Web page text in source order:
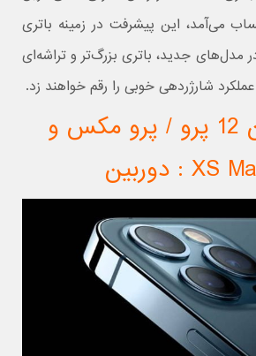
می‌آمد، این پیشرفت در زمینه باتری
مدل‌های جدید، باتری بزرگ‌تر و تراشه‌ای
شارژردهی خوبی را رقم خواهند زد.
مقایسه آیفون 12 پرو / پرو مکس و